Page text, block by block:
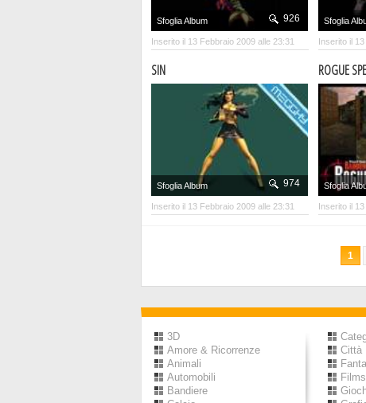
926
Sfoglia Album
Inserito il 13 Febbraio 2009 alle 23:31
Sfoglia
Inserito il
974
SIN
Sfoglia Album
Inserito il 13 Febbraio 2009 alle 23:31
ROGUE
Sfoglia
Inserito il
1
3D
Amore & Ricorrenze
Animali
Automobili
Bandiere
Città
Films